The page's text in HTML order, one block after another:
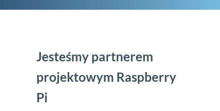
Jesteśmy partnerem
projektowym Raspberry
Pi